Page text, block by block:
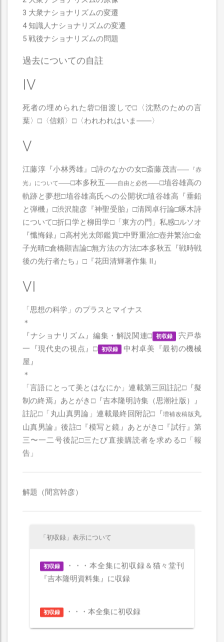
3 大衆ナショナリズムの変遷
4 知識人ナショナリズムの変遷
5 戦後ナショナリズムの問題
過去についての自註
IV
死者の埋められた砦□佃渡しで□〈沈黙のための言
葉〉□〈信頼〉□〈われわれはいま――〉
V
江藤淳『小林秀雄』□詩のなかの女□斎藤茂吉――『赤
光』について――□本多秋五――自由と必然――□埴谷雄高の
軌跡と夢想□埴谷雄高氏への公開状□埴谷雄高『垂鉛
と弾機』□渋沢龍彦『神聖受胎』□清岡卓行論□啄木詩
について□折口学と柳田学□「東方の門」私感□ルソオ
『懺悔録』□高村光太郎鑑賞□中野重治□壺井繁治□金
子光晴□倉橋顕吉論□無方法の方法□本多秋五『戦時戦
後の先行者たち』□『花田清輝著作集 II』
VI
「思想の科学」のプラスとマイナス
＊
『ナショナリズム』編集・解説関連□ 初収録
宍戸恭
一『現代史の視点』□
初収録 中村卓美『最初の機械
屋』
＊
「言語にとって美とはなにか」連載第三回註記□『擬
制の終焉』あとがき□『吉本隆明詩集（思潮社版）』
註記□「丸山真男論」連載最終回附記□『増補改稿版丸
山真男論』後註□『模写と鏡』あとがき□『試行』第
三〜一二号後記□三たび直接購読者を求める□「報
告」
解題（間宮幹彦）
「初収録」表示について
初収録
・・・本全集に初収録＆猫々堂刊
『吉本隆明資料集』に収録
初収録 ・・・本全集に初収録